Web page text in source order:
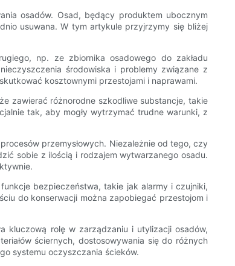
osadów. Osad, będący produktem ubocznym
usuwana. W tym artykule przyjrzymy się bliżej
np. ze zbiornika osadowego do zakładu
środowiska i problemy związane z
kosztownymi przestojami i naprawami.
zawierać różnorodne szkodliwe substancje, takie
tak, aby mogły wytrzymać trudne warunki, z
przemysłowych. Niezależnie od tego, czy
sobie z ilością i rodzajem wytwarzanego osadu.
bezpieczeństwa, takie jak alarmy i czujniki,
do konserwacji można zapobiegać przestojom i
kluczową rolę w zarządzaniu i utylizacji osadów,
ściernych, dostosowywania się do różnych
systemu oczyszczania ścieków.